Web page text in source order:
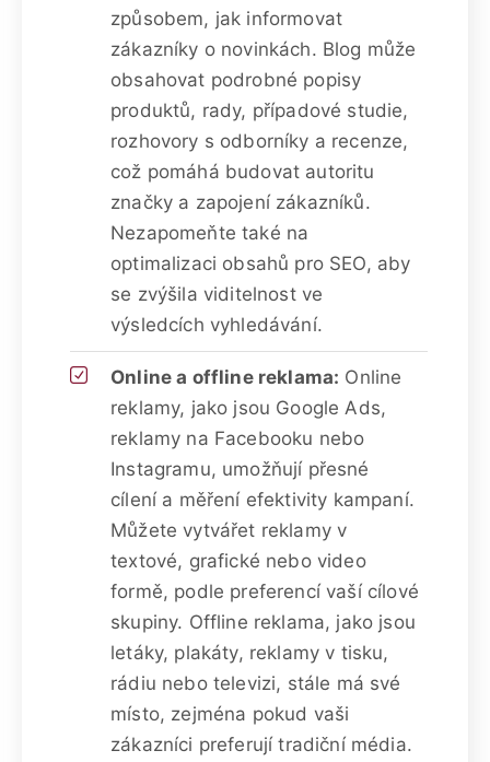
způsobem, jak informovat
zákazníky o novinkách. Blog může
obsahovat podrobné popisy
produktů, rady, případové studie,
rozhovory s odborníky a recenze,
což pomáhá budovat autoritu
značky a zapojení zákazníků.
Nezapomeňte také na
optimalizaci obsahů pro SEO, aby
se zvýšila viditelnost ve
výsledcích vyhledávání.
Online a offline reklama: Online
reklamy, jako jsou Google Ads,
reklamy na Facebooku nebo
Instagramu, umožňují přesné
cílení a měření efektivity kampaní.
Můžete vytvářet reklamy v
textové, grafické nebo video
formě, podle preferencí vaší cílové
skupiny. Offline reklama, jako jsou
letáky, plakáty, reklamy v tisku,
rádiu nebo televizi, stále má své
místo, zejména pokud vaši
zákazníci preferují tradiční média.